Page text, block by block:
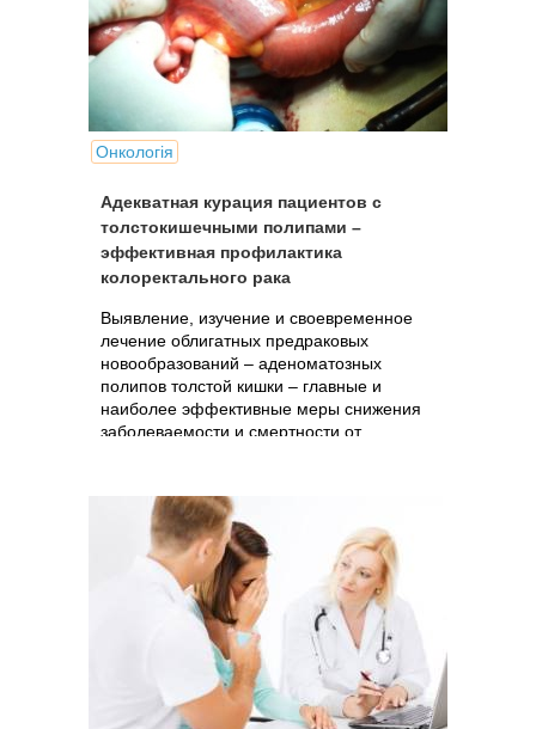
Онкологія
Адекватная курация пациентов с
толстокишечными полипами –
эффективная профилактика
колоректального рака
Выявление, изучение и своевременное
лечение облигатных предраковых
новообразований – аденоматозных
полипов толстой кишки – главные и
наиболее эффективные меры снижения
заболеваемости и смертности от